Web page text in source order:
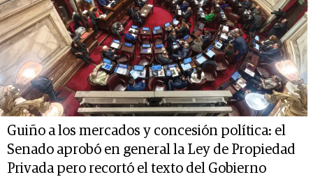
Guiño a los mercados y concesión política: el
Senado aprobó en general la Ley de Propiedad
Privada pero recortó el texto del Gobierno